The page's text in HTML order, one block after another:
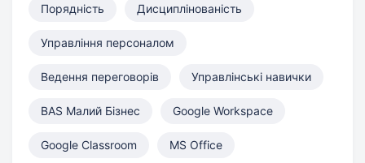
Порядність Дисциплінованість
Управління персоналом
Ведення переговорів Управлінські навички
BAS Малий Бізнес Google Workspace
Google Classroom MS Office